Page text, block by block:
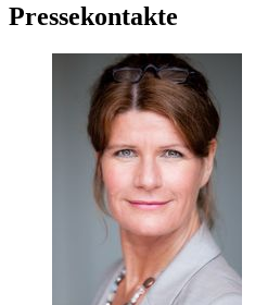
Pressekontakte